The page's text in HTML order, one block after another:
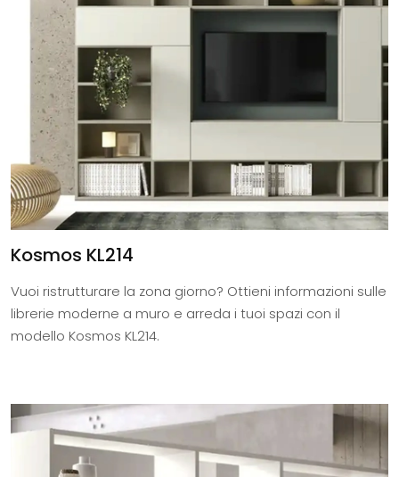
Kosmos KL214
Vuoi ristrutturare la zona giorno? Ottieni informazioni sulle
librerie moderne a muro e arreda i tuoi spazi con il
modello Kosmos KL214.